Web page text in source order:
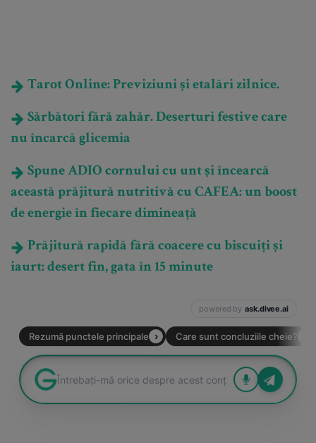
Tarot Online: Previziuni și etalări zilnice.
Sărbători fără zahăr. Deserturi festive care
nu încarcă glicemia
Spune ADIO cornului cu unt și încearcă
această prăjitură nutritivă cu CAFEA: un boost
de energie în fiecare dimineață
Prăjitură rapidă fără coacere cu biscuiți și
iaurt: desert fin, gata în 15 minute